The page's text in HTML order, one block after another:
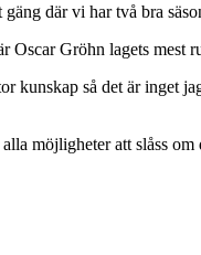
där vi har två bra
Gröhn lagets mest
kunskap så det är inget
möjligheter att slåss